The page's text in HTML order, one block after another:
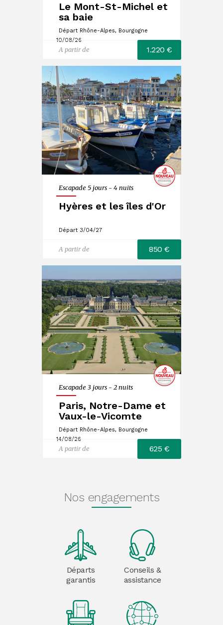
Le Mont-St-Michel et
sa baie
Départ Rhône-Alpes, Bourgogne
10/08/26
A partir de 1.220 €
Escapade 5 jours - 4 nuits
Hyères et les îles d'Or
Départ 3/04/27
A partir de 850 €
Escapade 3 jours - 2 nuits
Paris, Notre-Dame et
Vaux-le-Vicomte
Départ Rhône-Alpes, Bourgogne
14/08/26
A partir de 625 €
Nos engagements
Départs
garantis
Conseils &
assistance